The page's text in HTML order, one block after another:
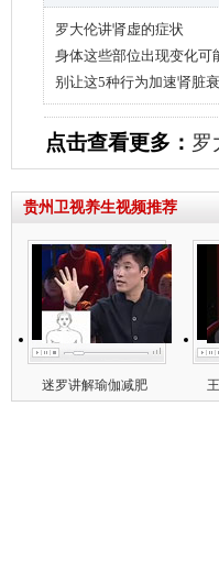
罗大伦讲肾虚的症状
身体这些部位出现变化可
别让这5种行为加速肾脏
点击查看更多： 罗
贵州卫视养生视频推荐
迷罗讲解瑜伽减肥